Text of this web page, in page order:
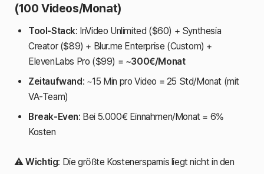
(100 Videos/Monat)
Tool-Stack: InVideo Unlimited ($60) + Synthesia
Creator ($89) + Blur.me Enterprise (Custom) +
ElevenLabs Pro ($99) = ~300€/Monat
Zeitaufwand: ~15 Min pro Video = 25 Std/Monat (mit
VA-Team)
Break-Even: Bei 5.000€ Einnahmen/Monat = 6%
Kosten
⚠️Wichtig: Die größte Kostenersparnis liegt nicht in den